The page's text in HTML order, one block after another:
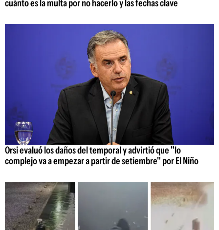
cuánto es la multa por no hacerlo y las fechas clave
Orsi evaluó los daños del temporal y advirtió que "lo
complejo va a empezar a partir de setiembre" por El Niño